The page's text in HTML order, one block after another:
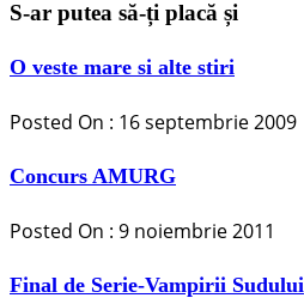
S-ar putea să-ți placă și
O veste mare si alte stiri
Posted On : 16 septembrie 2009
Concurs AMURG
Posted On : 9 noiembrie 2011
Final de Serie-Vampirii Sudului